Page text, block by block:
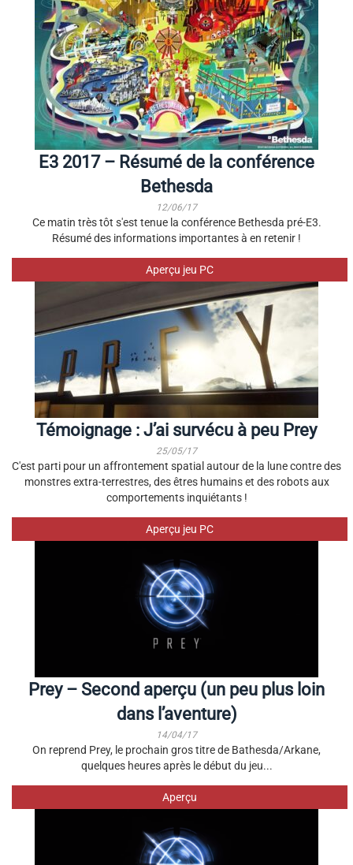
E3 2017 – Résumé de la conférence
Bethesda
12/06/17
Ce matin très tôt s'est tenue la conférence Bethesda pré-E3.
Résumé des informations importantes à en retenir !
Aperçu jeu PC
Témoignage : J’ai survécu à peu Prey
25/05/17
C'est parti pour un affrontement spatial autour de la lune contre des
monstres extra-terrestres, des êtres humains et des robots aux
comportements inquiétants !
Aperçu jeu PC
Prey – Second aperçu (un peu plus loin
dans l’aventure)
14/04/17
On reprend Prey, le prochain gros titre de Bathesda/Arkane,
quelques heures après le début du jeu...
Aperçu